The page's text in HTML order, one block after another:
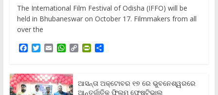
The International Film Festival of Odisha (IFFO) will be
held in Bhubaneswar on October 17. Filmmakers from all
over the
F
e
b
o
T
t
t
e
E
i
l
W
t
s
A
C
L
i
P
t
F
S
e
ଆସନ୍ତା ଅକ୍ଟୋବର ୧୭ ରେ ଭୁବନେଶ୍ୱରରେ
ଆନ୍ତର୍ଜାତିକ ଫିଲ୍ମ ଫେଷ୍ଟିଭାଲ